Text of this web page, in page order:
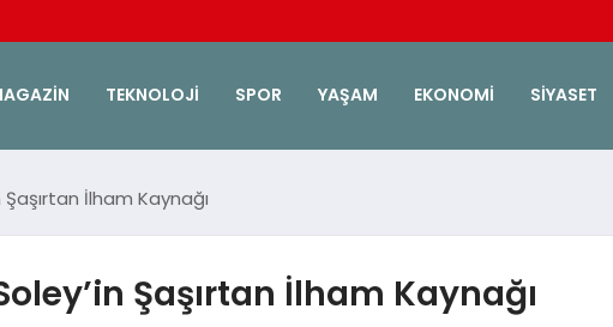
TEKNOLOJI SPOR YAŞAM EKONOMI SIYASET
İlham Kaynağı
Şaşırtan İlham Kaynağı